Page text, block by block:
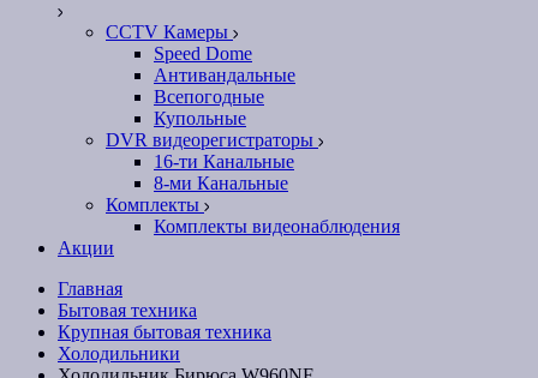
CCTV Камеры
Speed Dome
Антивандальные
Всепогодные
Купольные
DVR видеорегистраторы
16-ти Канальные
8-ми Канальные
Комплекты
Комплекты видеонаблюдения
Акции
Главная
Бытовая техника
Крупная бытовая техника
Холодильники